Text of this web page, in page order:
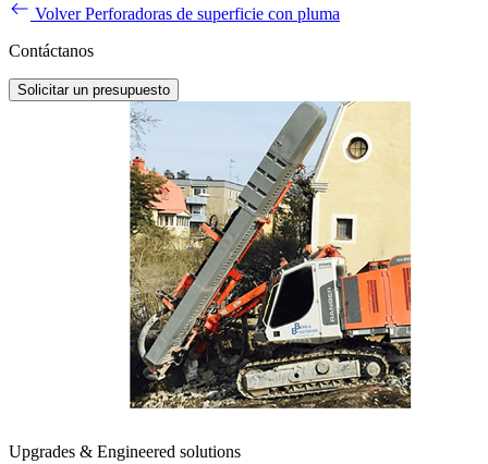
Volver Perforadoras de superficie con pluma
Contáctanos
Solicitar un presupuesto
Upgrades & Engineered solutions